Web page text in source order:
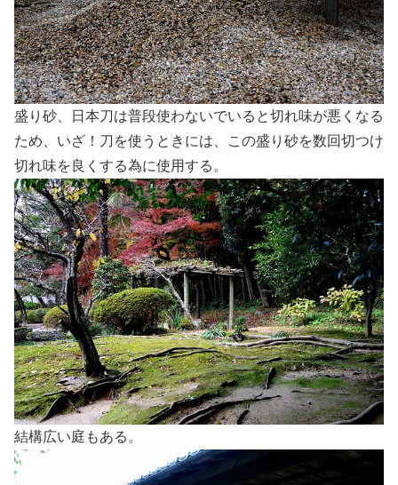
盛り砂、日本刀は普段使わないでいると切れ味が悪くなる
ため、いざ！刀を使うときには、この盛り砂を数回切つけ
切れ味を良くする為に使用する。
結構広い庭もある。